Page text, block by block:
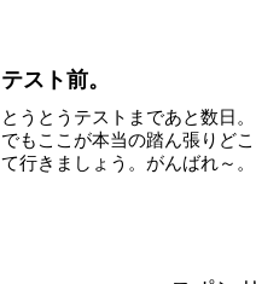
テスト前。
とうとうテストまであと数日
でもここが本当の踏ん張りど
て行きましょう。がんばれ～